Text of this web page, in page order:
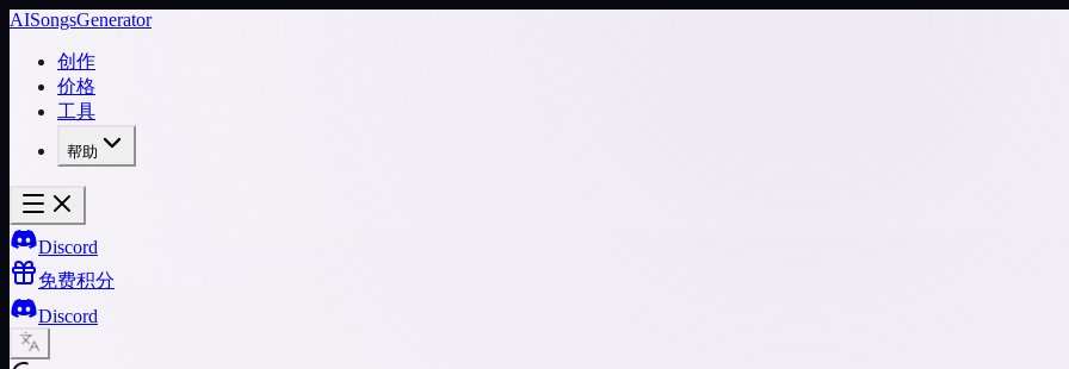
AISongsGenerator
创作
价格
工具
帮助
Discord
免费积分
Discord